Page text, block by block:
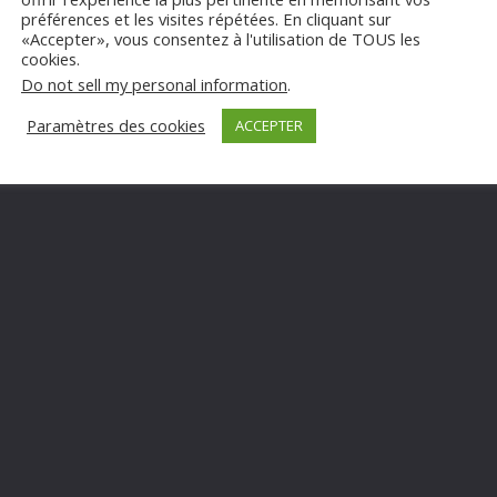
MAINTENANCE, CONTRATS & SAV,
préférences et les visites répétées. En cliquant sur
«Accepter», vous consentez à l'utilisation de TOUS les
cookies.
Do not sell my personal information.
Paramètres des cookies
ACCEPTER